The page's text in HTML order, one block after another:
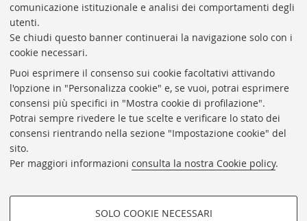
comunicazione istituzionale e analisi dei comportamenti degli
utenti.
Se chiudi questo banner continuerai la navigazione solo con i
cookie necessari.
Puoi esprimere il consenso sui cookie facoltativi attivando
l'opzione in "Personalizza cookie" e, se vuoi, potrai esprimere
consensi più specifici in "Mostra cookie di profilazione".
Potrai sempre rivedere le tue scelte e verificare lo stato dei
consensi rientrando nella sezione "Impostazione cookie" del
sito.
Per maggiori informazioni consulta la nostra Cookie policy.
SOLO COOKIE NECESSARI
Rss
Statistiche
Biblioteche di Ateneo
Sale studio
Carta dei servizi
Proxy
Help Desk
Informazioni sul sito e accessibilità